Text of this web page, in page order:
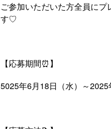
ご参加いただいた方全員に
す♡
【応募期間⏰】
5025年6月18日（水）～